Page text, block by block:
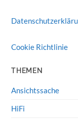
Cookie Richtlinie
THEMEN
Ansichtssache
HiFi